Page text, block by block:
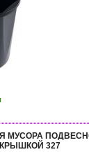
МУСОРА
327